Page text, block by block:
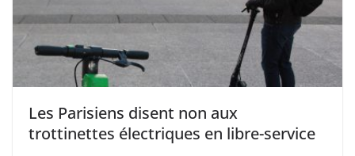
Les Parisiens disent non aux
trottinettes électriques en libre-service